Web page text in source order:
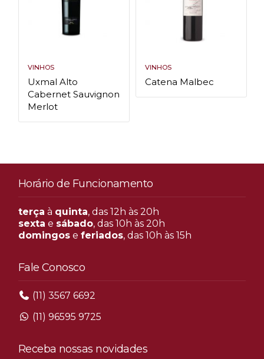
VINHOS
Uxmal Alto
Cabernet Sauvignon
Merlot
VINHOS
Catena Malbec
Horário de Funcionamento
terça à quinta, das 12h às 20h
sexta e sábado, das 10h às 20h
domingose feriados, das 10h às 15h
Fale Conosco
(11) 3567 6692
(11) 96595 9725
Receba nossas novidades